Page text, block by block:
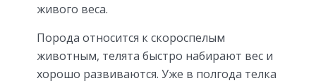
живого веса.
Порода относится к скороспелым
животным, телята быстро набирают вес и
хорошо развиваются. Уже в полгода телка